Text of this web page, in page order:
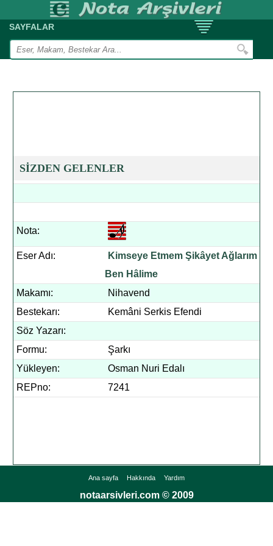
SAYFALAR
SİZDEN GELENLER
Nota:
Eser Adı:
Kimseye Etmem Şikâyet Ağlarım
Ben Hâlime
Makamı:
Nihavend
Bestekarı:
Kemâni Serkis Efendi
Söz Yazarı:
Formu:
Şarkı
Yükleyen:
Osman Nuri Edalı
REPno:
7241
Ana sayfa Hakkında Yardım
notaarsivleri.com © 2009